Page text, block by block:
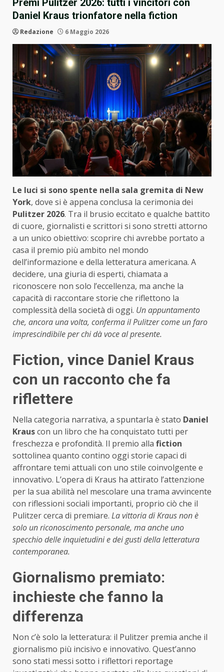
Premi Pulitzer 2026: tutti i vincitori con
Daniel Kraus trionfatore nella fiction
Redazione 6 Maggio 2026
Le luci si sono spente nella sala gremita di New
York, dove si è appena conclusa la cerimonia dei
Pulitzer 2026. Tra il brusio eccitato e qualche battito
di cuore, giornalisti e scrittori si sono stretti attorno
a un unico obiettivo: scoprire chi avrebbe portato a
casa il premio più ambito nel mondo
dell’informazione e della letteratura americana. A
decidere, una giuria di esperti, chiamata a
riconoscere non solo l’eccellenza, ma anche la
capacità di raccontare storie che riflettono la
complessità della società di oggi. Un appuntamento
che, ancora una volta, conferma il Pulitzer come un faro
imprescindibile per chi dà voce al presente.
Fiction, vince Daniel Kraus
con un racconto che fa
riflettere
Nella categoria narrativa, a spuntarla è stato Daniel
Krauscon un libro che ha conquistato tutti per
freschezza e profondità. Il premio alla fiction
sottolinea quanto contino oggi storie capaci di
affrontare temi attuali con uno stile coinvolgente e
innovativo. L’opera di Kraus ha attirato l’attenzione
per la sua abilità nel mescolare una trama avvincente
con riflessioni sociali importanti, proprio ciò che il
Pulitzer cerca di premiare. La vittoria di Kraus non è
solo un riconoscimento personale, ma anche uno
specchio delle inquietudini e dei gusti della letteratura
contemporanea.
Giornalismo premiato:
inchieste che fanno la
differenza
Non c’è solo la letteratura: il Pulitzer premia anche il
giornalismo più incisivo e innovativo. Quest’anno
sono stati messi sotto i riflettori reportage